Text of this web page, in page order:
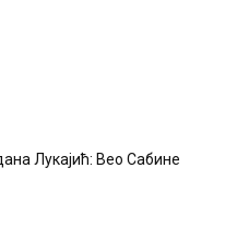
Лукајић: Вео Сабине